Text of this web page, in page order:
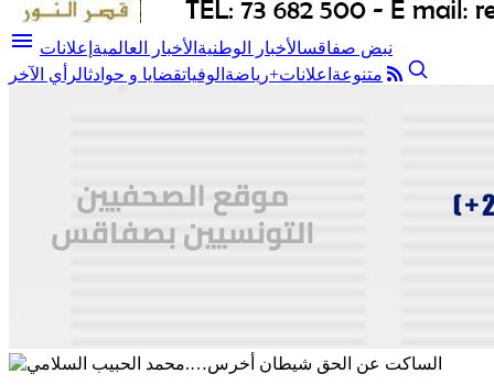
menu نبض صفاقسالأخبار الوطنية الأخبار العالمية إعلانات
متنوعة اعلانات+رياضة الوفياتقضايا و حوادثالرأي الآخر